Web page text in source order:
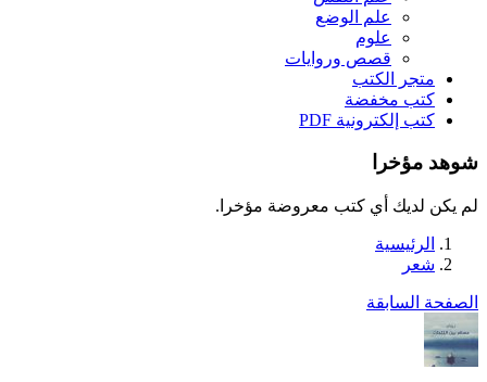
علم الوضع
علوم
قصص وروايات
متجر الكتب
كتب مخفضة
كتب إلكترونية PDF
شوهد مؤخرا
لم يكن لديك أي كتب معروضة مؤخرا.
الرئيسية
شعر
الصفحة السابقة